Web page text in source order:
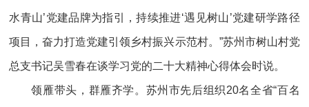
水青山’党建品牌为指引，持续推进‘遇见树山’党建研学路径
项目，奋力打造党建引领乡村振兴示范村。”苏州市树山村党
总支书记吴雪春在谈学习党的二十大精神心得体会时说。
领雁带头，群雁齐学。苏州市先后组织20名全省“百名